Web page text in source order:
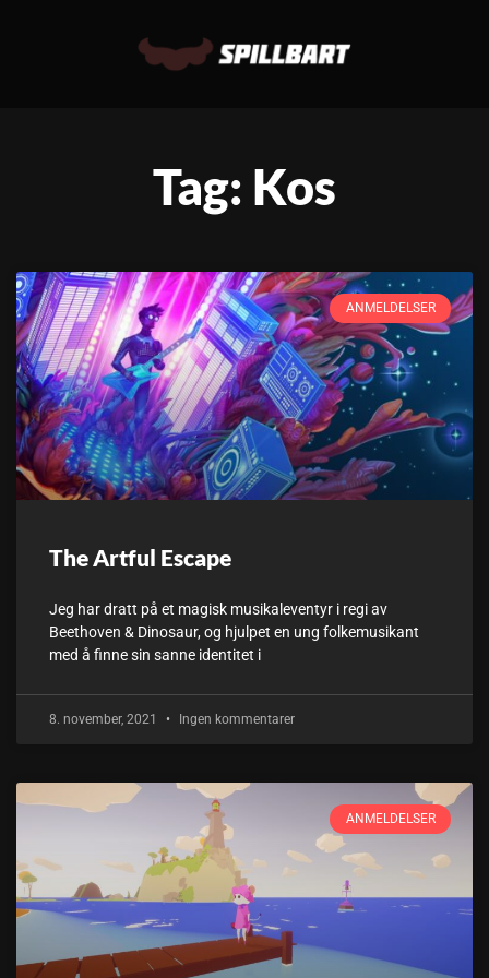
Tag: Kos
ANMELDELSER
The Artful Escape
Jeg har dratt på et magisk musikaleventyr i regi av
Beethoven & Dinosaur, og hjulpet en ung folkemusikant
med å finne sin sanne identitet i
8. november, 2021 Ingen kommentarer
ANMELDELSER